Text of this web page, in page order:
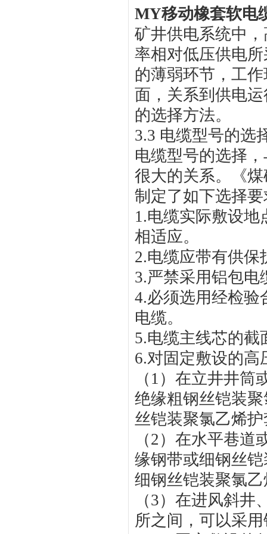
MY移动橡套软电
矿井供电系统中
率相对低压供电
的薄弱环节，工
面，关系到供电
的选择方法。
3.3 电缆型号的选
电缆型号的选择
很大的关系。《
制定了如下选择
1.电缆实际敷设地
相适应。
2.电缆应带有供保
3.严禁采用铝包电
4.必须选用经检验
电缆。
5.电缆主线芯的截
6.对固定敷设的高
（ 1 ）在立井井筒
绝缘粗钢丝铠装
丝铠装聚氯乙烯
（2 ）在水平巷道
缘钢带或细钢丝
细钢丝铠装聚氯
（3）在进风斜井
所之间，可以采